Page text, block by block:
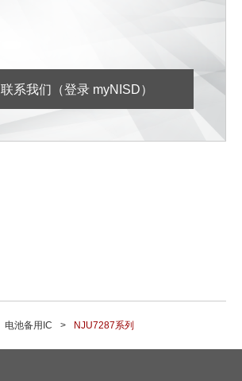
联系我们（登录 myNISD）
电池备用IC NJU7287系列